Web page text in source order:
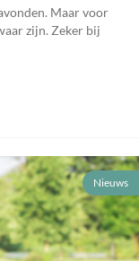
Maar voor
zijn. Zeker bij
Nieuws